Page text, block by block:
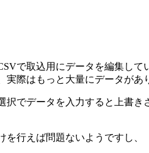
で取込用にデータを編集して
際はもっと大量にデータがあ
でデータを入力すると上書き
行えば問題ないようですし、